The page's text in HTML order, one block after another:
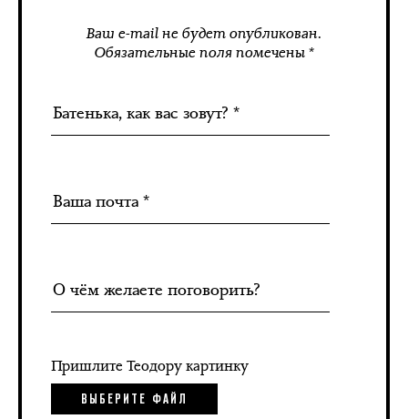
Ваш e-mail не будет опубликован.
Обязательные поля помечены *
Пришлите Теодору картинку
ВЫБЕРИТЕ ФАЙЛ